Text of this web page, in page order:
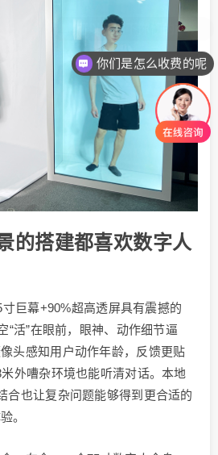
的搭建都喜欢数字人
巨幕+90%超高透屏具有震撼的
“活”在眼前，眼神、动作细节逼
头感知用户动作年龄，反馈更贴
外嘈杂环境也能听清对话。本地
合也让复杂问题能够得到更合适的
。
你们是怎么收费的呢